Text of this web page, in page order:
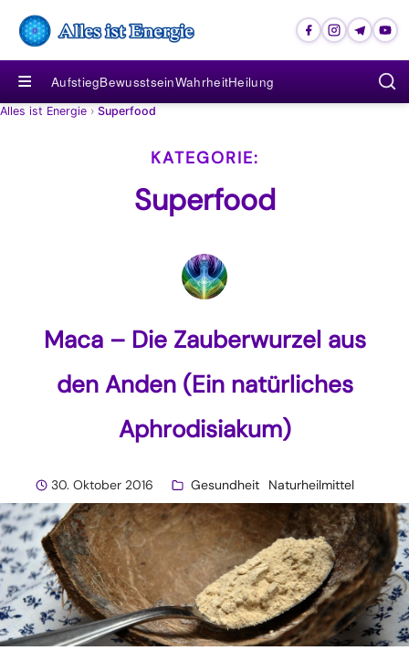
≡ AufstiegBewusstseinWahrheitHeilung
Alles ist Energie › Superfood
Superfood
Maca – Die Zauberwurzel aus
den Anden (Ein natürliches
Aphrodisiakum)
30. Oktober 2016 Gesundheit Naturheilmittel